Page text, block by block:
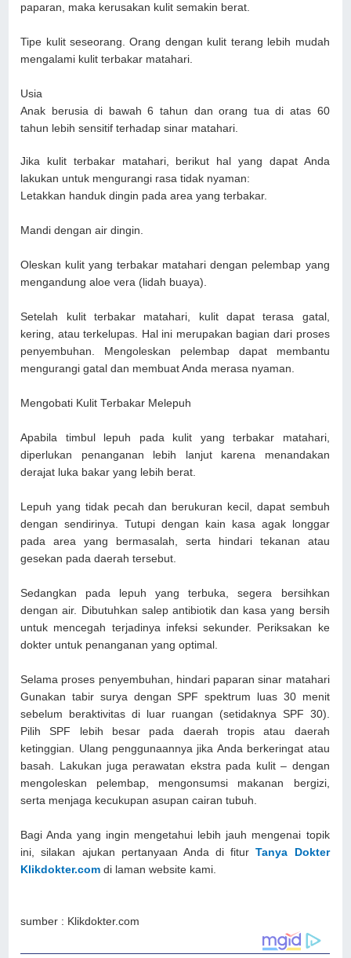
paparan, maka kerusakan kulit semakin berat.
Tipe kulit seseorang. Orang dengan kulit terang lebih mudah
mengalami kulit terbakar matahari.
Usia
Anak berusia di bawah 6 tahun dan orang tua di atas 60
tahun lebih sensitif terhadap sinar matahari.
Jika kulit terbakar matahari, berikut hal yang dapat Anda
lakukan untuk mengurangi rasa tidak nyaman:
Letakkan handuk dingin pada area yang terbakar.
Mandi dengan air dingin.
Oleskan kulit yang terbakar matahari dengan pelembap yang
mengandung aloe vera (lidah buaya).
Setelah kulit terbakar matahari, kulit dapat terasa gatal,
kering, atau terkelupas. Hal ini merupakan bagian dari proses
penyembuhan. Mengoleskan pelembap dapat membantu
mengurangi gatal dan membuat Anda merasa nyaman.
Mengobati Kulit Terbakar Melepuh
Apabila timbul lepuh pada kulit yang terbakar matahari,
diperlukan penanganan lebih lanjut karena menandakan
derajat luka bakar yang lebih berat.
Lepuh yang tidak pecah dan berukuran kecil, dapat sembuh
dengan sendirinya. Tutupi dengan kain kasa agak longgar
pada area yang bermasalah, serta hindari tekanan atau
gesekan pada daerah tersebut.
Sedangkan pada lepuh yang terbuka, segera bersihkan
dengan air. Dibutuhkan salep antibiotik dan kasa yang bersih
untuk mencegah terjadinya infeksi sekunder. Periksakan ke
dokter untuk penanganan yang optimal.
Selama proses penyembuhan, hindari paparan sinar matahari
Gunakan tabir surya dengan SPF spektrum luas 30 menit
sebelum beraktivitas di luar ruangan (setidaknya SPF 30).
Pilih SPF lebih besar pada daerah tropis atau daerah
ketinggian. Ulang penggunaannya jika Anda berkeringat atau
basah. Lakukan juga perawatan ekstra pada kulit – dengan
mengoleskan pelembap, mengonsumsi makanan bergizi,
serta menjaga kecukupan asupan cairan tubuh.
Bagi Anda yang ingin mengetahui lebih jauh mengenai topik
ini, silakan ajukan pertanyaan Anda di fiturTanya Dokter
Klikdokter.com di laman website kami.
sumber : Klikdokter.com